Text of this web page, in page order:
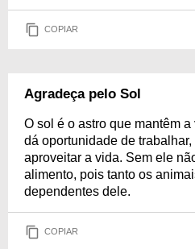
COPIAR
Agradeça pelo Sol
O sol é o astro que mantêm
dá oportunidade de
aproveitar a vida. Sem ele
alimento, pois tanto os
dependentes dele.
COPIAR